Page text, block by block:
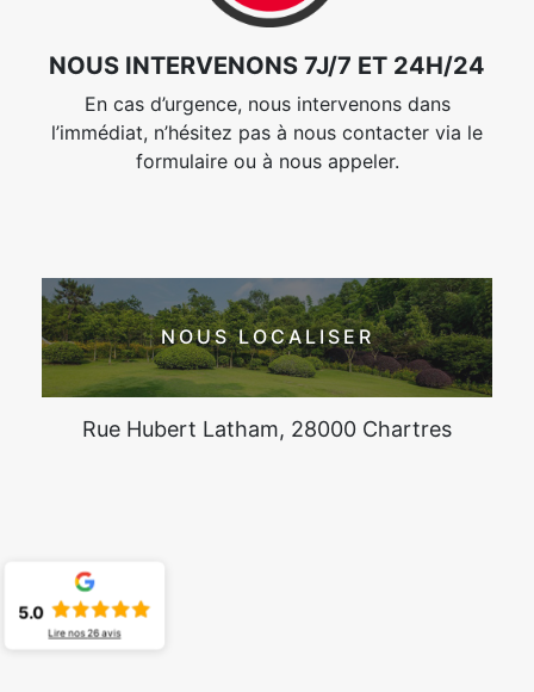
NOUS INTERVENONS 7J/7 ET 24H/24
En cas d’urgence, nous intervenons dans
l’immédiat, n’hésitez pas à nous contacter via le
formulaire ou à nous appeler.
NOUS LOCALISER
Rue Hubert Latham, 28000 Chartres
5.0
Lire nos26avis